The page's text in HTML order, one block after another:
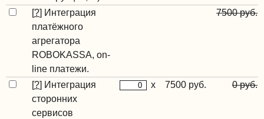
[?] Интеграция
платёжного
агрегатора
ROBOKASSA, on-
line платежи.
7500 руб.
[?] Интеграция
сторонних
сервисов
x 7500 руб. 0 руб.